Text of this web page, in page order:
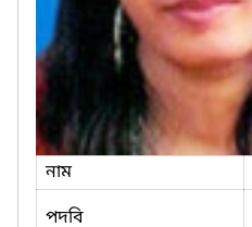
নাম
পদবি